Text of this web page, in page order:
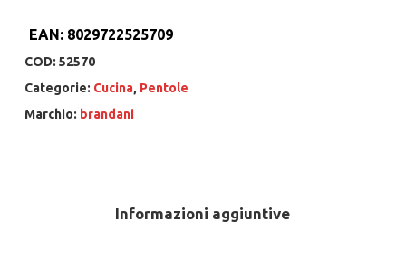
EAN: 8029722525709
COD: 52570
Categorie: Cucina, Pentole
Marchio: brandani
Informazioni aggiuntive